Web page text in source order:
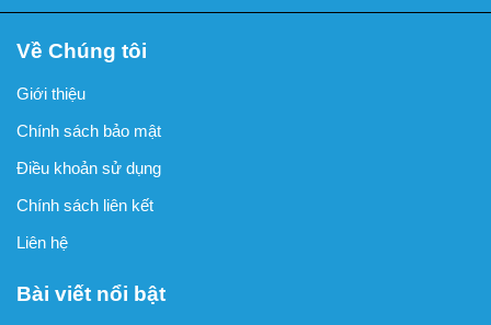
Về Chúng tôi
Giới thiệu
Chính sách bảo mật
Điều khoản sử dụng
Chính sách liên kết
Liên hệ
Bài viết nổi bật